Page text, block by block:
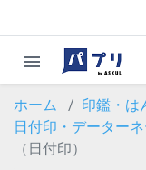
menu
ホーム 印鑑・は
日付印・データー
（日付印）